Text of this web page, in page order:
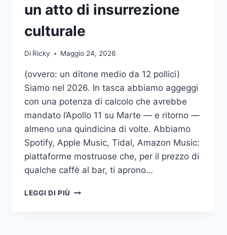
un atto di insurrezione
culturale
Di Ricky Maggio 24, 2026
(ovvero: un ditone medio da 12 pollici)
Siamo nel 2026. In tasca abbiamo aggeggi
con una potenza di calcolo che avrebbe
mandato l’Apollo 11 su Marte — e ritorno —
almeno una quindicina di volte. Abbiamo
Spotify, Apple Music, Tidal, Amazon Music:
piattaforme mostruose che, per il prezzo di
qualche caffè al bar, ti aprono…
LEGGI DI PIÙ COMPRARE